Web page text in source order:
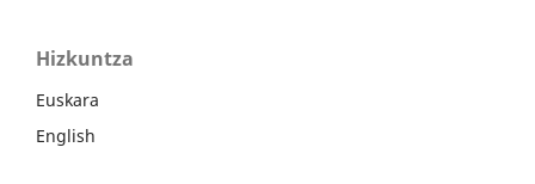
Hizkuntza
Euskara
English